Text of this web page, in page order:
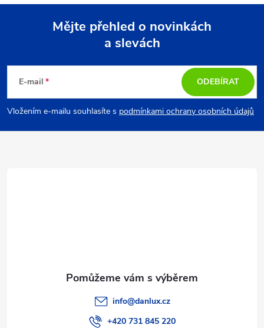
p
Mějte přehled o novinkách
a slevách
E-mail
Vložením e-mailu souhlasíte s podmínkami ochrany osobních údajů
ODEBÍRAT
info@danlux.cz
+420 731 845 220